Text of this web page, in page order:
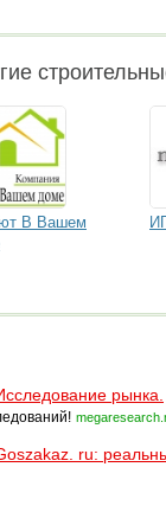
В Вашем
рынка.
ru: